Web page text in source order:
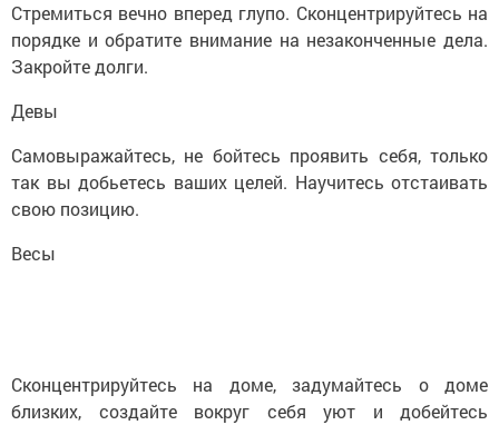
Стремиться вечно вперед глупо. Сконцентрируйтесь на
порядке и обратите внимание на незаконченные дела.
Закройте долги.
Девы
Самовыражайтесь, не бойтесь проявить себя, только
так вы добьетесь ваших целей. Научитесь отстаивать
свою позицию.
Весы
Сконцентрируйтесь на доме, задумайтесь о доме
близких, создайте вокруг себя уют и добейтесь